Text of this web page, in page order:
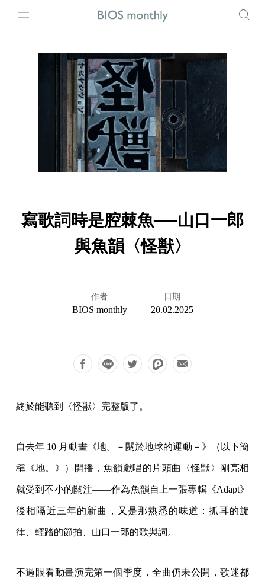
寫歌詞時是腔棘魚──山口一郎
與魚韻〈怪獣〉
作者
BIOS monthly
日期
20.02.2025
終於能聽到〈怪獣〉完整版了。
自去年 10 月動畫《地。－關於地球的運動－》（以下簡
稱《地。》）開播，魚韻獻唱的片頭曲〈怪獣〉剛亮相
就受到不小的關注——作為魚韻自上一張專輯《Adapt》
後相隔近三年的新曲，又是那熟悉的味道：抓耳的旋
律、輕踏的節拍、山口一郎的歌與詞。
不過眼看動畫演完第一個季度，全曲仍未公開，歌迷都